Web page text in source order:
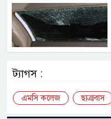
ট্যাগস :
এমসি কলেজ ছাত্রাবাস